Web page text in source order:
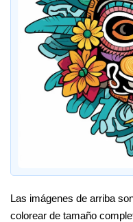
Las imágenes de arriba
colorear de tamaño